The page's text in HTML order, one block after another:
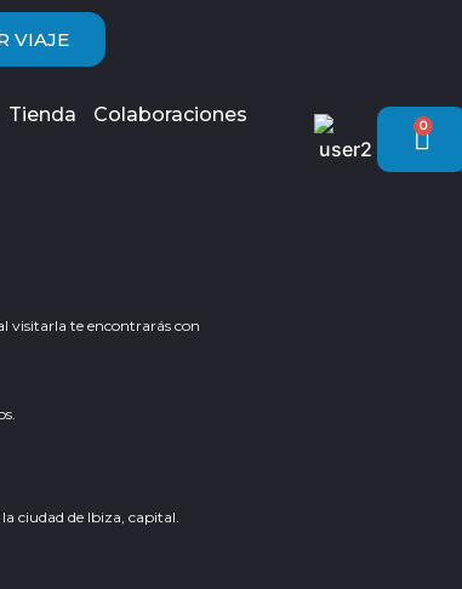
VIAJE
Tienda Colaboraciones 0
visitarla te encontrarás con
ciudad de Ibiza, capital.